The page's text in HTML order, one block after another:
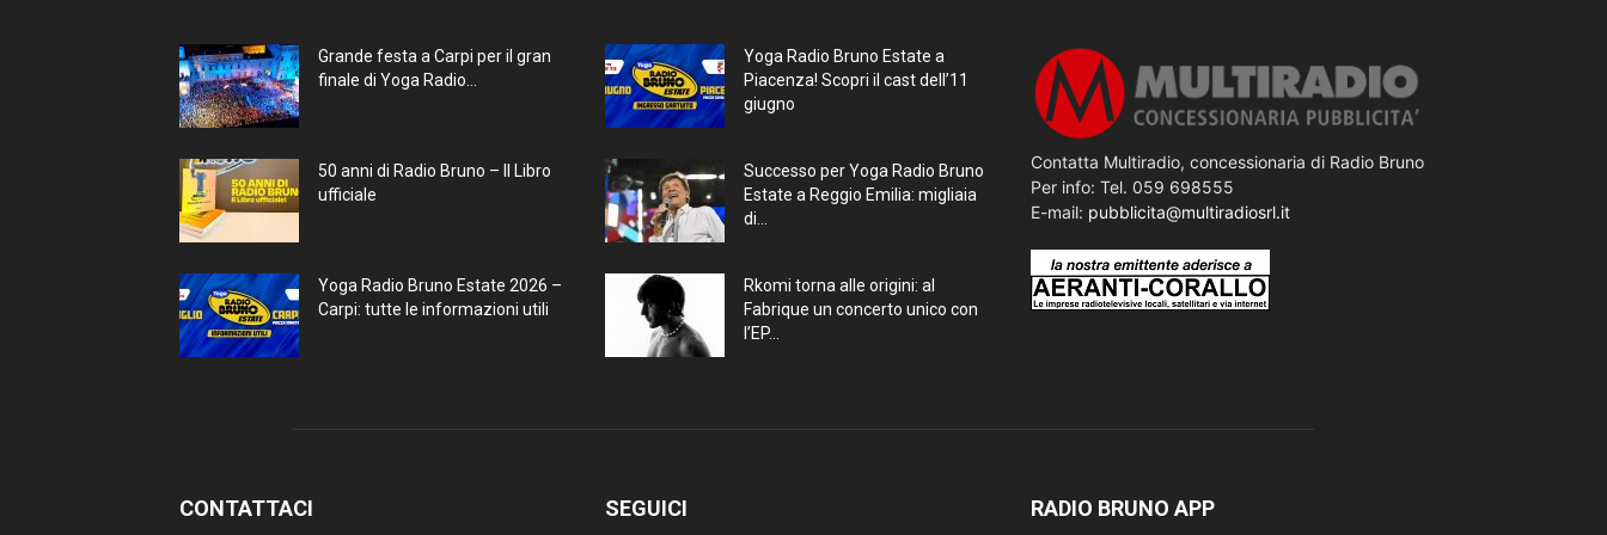
Grande festa a Carpi per il gran
finale di Yoga Radio...
50 anni di Radio Bruno – Il Libro
ufficiale
Yoga Radio Bruno Estate 2026 –
Carpi: tutte le informazioni utili
Yoga Radio Bruno Estate a
Piacenza! Scopri il cast dell’11
giugno
Successo per Yoga Radio Bruno
Estate a Reggio Emilia: migliaia
di...
Rkomi torna alle origini: al
Fabrique un concerto unico con
l’EP...
Contatta Multiradio, concessionaria di Radio Bruno
Per info: Tel. 059 698555
E-mail: pubblicita@multiradiosrl.it
CONTATTACI SEGUICI RADIO BRUNO APP